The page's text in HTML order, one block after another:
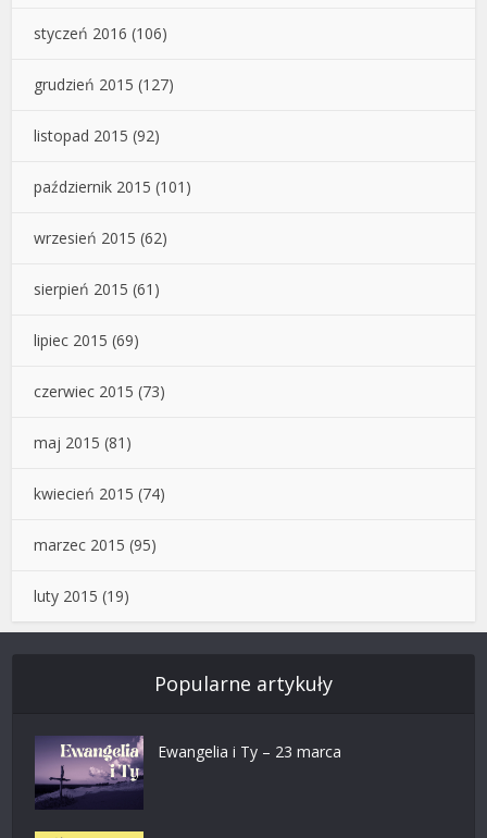
styczeń 2016 (106)
grudzień 2015 (127)
listopad 2015 (92)
październik 2015 (101)
wrzesień 2015 (62)
sierpień 2015 (61)
lipiec 2015 (69)
czerwiec 2015 (73)
maj 2015 (81)
kwiecień 2015 (74)
marzec 2015 (95)
luty 2015 (19)
Popularne artykuły
Ewangelia i Ty – 23 marca